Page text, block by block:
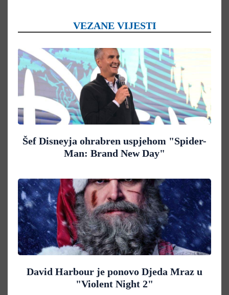
VEZANE VIJESTI
Šef Disneyja ohrabren uspjehom "Spider-
Man: Brand New Day"
David Harbour je ponovo Djeda Mraz u
"Violent Night 2"